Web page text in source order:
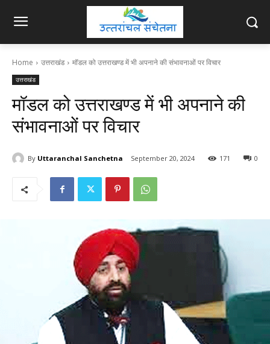
Home उत्तराखंड मॉडल को उत्तराखण्ड में भी अपनाने की संभावनाओं पर विचार
उत्तराखंड
मॉडल को उत्तराखण्ड में भी अपनाने की
संभावनाओं पर विचार
By Uttaranchal Sanchetna September 20, 2024 0
171